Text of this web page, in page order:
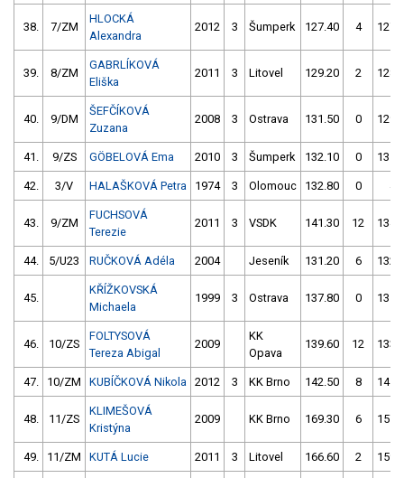
38. 7/ZM
HLOCKÁ
Alexandra
2012 3 Šumperk 127.40 4
39. 8/ZM
GABRLÍKOVÁ
Eliška
2011 3 Litovel 129.20 2
40. 9/DM
ŠEFČÍKOVÁ
Zuzana
2008 3 Ostrava 131.50 0
41. 9/ZS GÖBELOVÁ Ema 2010 3 Šumperk 132.10 0
42. 3/V HALAŠKOVÁ Petra 1974 3 Olomouc 132.80 0
43. 9/ZM
FUCHSOVÁ
Terezie
2011 3 VSDK 141.30 12
44. 5/U23 RUČKOVÁ Adéla 2004 Jeseník 131.20 6
45.
KŘÍŽKOVSKÁ
Michaela
1999 3 Ostrava 137.80 0
46. 10/ZS
FOLTYSOVÁ
Tereza Abigal
2009
KK
Opava
139.60 12
47. 10/ZM KUBÍČKOVÁ Nikola 2012 3 KK Brno 142.50 8
48. 11/ZS
KLIMEŠOVÁ
Kristýna
2009 KK Brno 169.30 6
49. 11/ZM KUTÁ Lucie 2011 3 Litovel 166.60 2